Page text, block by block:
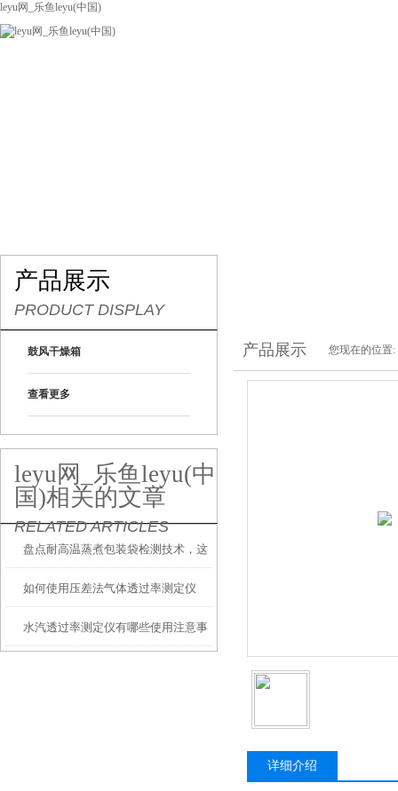
leyu网_乐鱼leyu(中国)
产品展示
PRODUCT DISPLAY
鼓风干燥箱
查看更多
leyu网_乐鱼leyu(中
国)相关的文章
RELATED ARTICLES
盘点耐高温蒸煮包装袋检测技术，这
个必须重视
如何使用压差法气体透过率测定仪
水汽透过率测定仪有哪些使用注意事
产品展示 您现在的位置:
详细介绍